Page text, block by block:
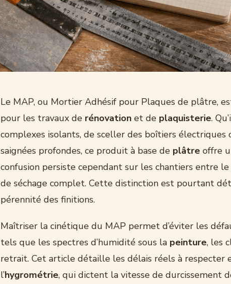
Le MAP, ou Mortier Adhésif pour Plaques de plâtre,
pour les travaux de rénovation et de plaquisterie.
complexes isolants, de sceller des boîtiers électriques
saignées profondes, ce produit à base de plâtre offre
confusion persiste cependant sur les chantiers entre
de séchage complet. Cette distinction est pourtant
pérennité des finitions.
Maîtriser la cinétique du MAP permet d’éviter les
tels que les spectres d’humidité sous la peinture, les
retrait. Cet article détaille les délais réels à respecter
l’hygrométrie, qui dictent la vitesse de durcissement